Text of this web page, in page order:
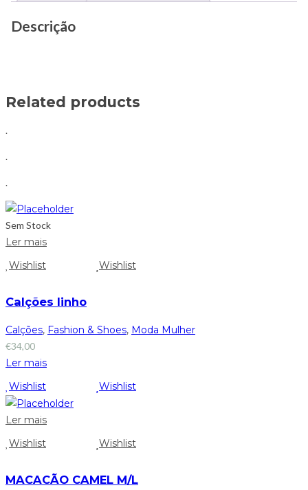
Descrição
Related products
.
.
.
Sem Stock
Ler mais
Wishlist
Wishlist
Calções linho
Calções, Fashion & Shoes, Moda Mulher
€34,00
Ler mais
Wishlist
Wishlist
Ler mais
Wishlist
Wishlist
MACACÃO CAMEL M/L